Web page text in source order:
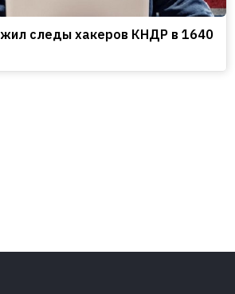
следы хакеров КНДР в 1640